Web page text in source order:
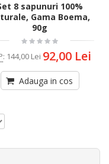
8 sapunuri 100%
Gama Boema,
90g
: 144,00 Lei 92,00 Lei
Adauga in cos